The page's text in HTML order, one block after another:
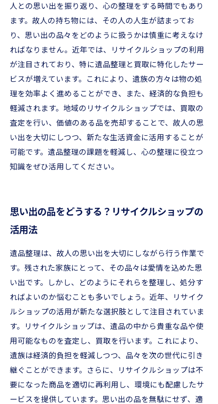
人との思い出を振り返り、心の整理をする時間でもあり
ます。故人の持ち物には、その人の人生が詰まってお
り、思い出の品々をどのように扱うかは慎重に考えなけ
ればなりません。近年では、リサイクルショップの利用
が注目されており、特に遺品整理と買取に特化したサー
ビスが増えています。これにより、遺族の方々は物の処
理を効率よく進めることができ、また、経済的な負担も
軽減されます。地域のリサイクルショップでは、買取の
査定を行い、価値のある品を売却することで、故人の思
い出を大切にしつつ、新たな生活資金に活用することが
可能です。遺品整理の課題を軽減し、心の整理に役立つ
知識をぜひ活用してください。
思い出の品をどうする？リサイクルショップの
活用法
遺品整理は、故人の思い出を大切にしながら行う作業で
す。残された家族にとって、その品々は愛情を込めた思
い出です。しかし、どのようにそれらを整理し、処分す
ればよいのか悩むことも多いでしょう。近年、リサイク
ルショップの活用が新たな選択肢として注目されていま
す。リサイクルショップは、遺品の中から貴重な品や使
用可能なものを査定し、買取を行います。これにより、
遺族は経済的負担を軽減しつつ、品々を次の世代に引き
継ぐことができます。さらに、リサイクルショップは不
要になった商品を適切に再利用し、環境にも配慮したサ
ービスを提供しています。思い出の品を無駄にせず、適